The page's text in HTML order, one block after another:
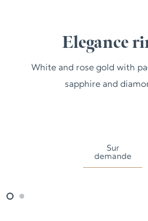
Elegance
White and rose gold with
sapphire and
Sur
demande